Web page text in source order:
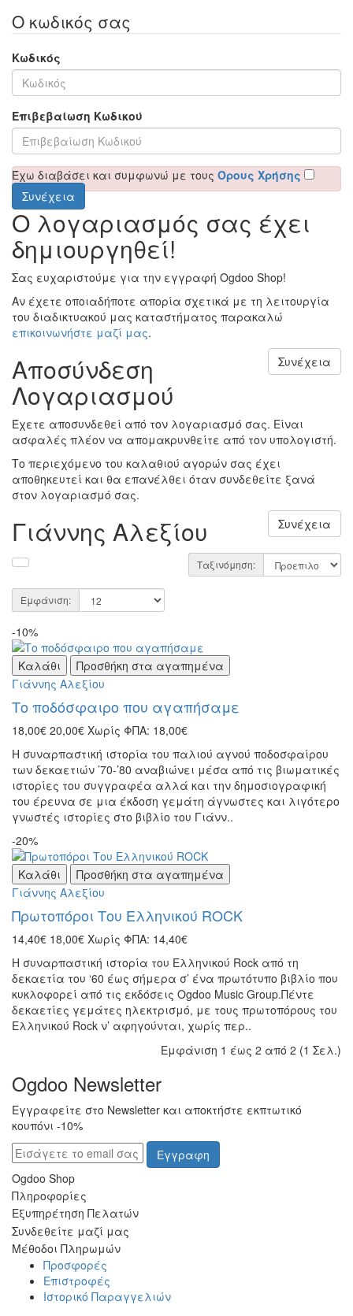
Ο κωδικός σας
Κωδικός
Επιβεβαίωση Κωδικού
Έχω διαβάσει και συμφωνώ με τους Όρους Χρήσης
Ο λογαριασμός σας έχει
δημιουργηθεί!
Σας ευχαριστούμε για την εγγραφή Ogdoo Shop!
Αν έχετε οποιαδήποτε απορία σχετικά με τη λειτουργία
του διαδικτυακού μας καταστήματος παρακαλώ
επικοινωνήστε μαζί μας.
Συνέχεια
Αποσύνδεση
Λογαριασμού
Έχετε αποσυνδεθεί από τον λογαριασμό σας. Είναι
ασφαλές πλέον να απομακρυνθείτε από τον υπολογιστή.
Το περιεχόμενο του καλαθιού αγορών σας έχει
αποθηκευτεί και θα επανέλθει όταν συνδεθείτε ξανά
στον λογαριασμό σας.
Συνέχεια
Γιάννης Αλεξίου
Ταξινόμηση:
Εμφάνιση:
-10%
Καλάθι
Προσθήκη στα αγαπημένα
Γιάννης Αλεξίου
Το ποδόσφαιρο που αγαπήσαμε
18,00€ 20,00€ Χωρίς ΦΠΑ: 18,00€
Η συναρπαστική ιστορία του παλιού αγνού ποδοσφαίρου
των δεκαετιών ’70-’80 αναβιώνει μέσα από τις βιωματικές
ιστορίες του συγγραφέα αλλά και την δημοσιογραφική
του έρευνα σε μια έκδοση γεμάτη άγνωστες και λιγότερο
γνωστές ιστορίες στο βιβλίο του Γιάνν..
-20%
Καλάθι
Προσθήκη στα αγαπημένα
Γιάννης Αλεξίου
Πρωτοπόροι Του Ελληνικού ROCK
14,40€ 18,00€ Χωρίς ΦΠΑ: 14,40€
Η συναρπαστική ιστορία του Ελληνικού Rock από τη
δεκαετία του ‘60 έως σήμερα σ’ ένα πρωτότυπο βιβλίο που
κυκλοφορεί από τις εκδόσεις Ogdoo Music Group.Πέντε
δεκαετίες γεμάτες ηλεκτρισμό, με τους πρωτοπόρους του
Ελληνικού Rock ν’ αφηγούνται, χωρίς περ..
Εμφάνιση 1 έως 2 από 2 (1 Σελ.)
Ogdoo Newsletter
Εγγραφείτε στο Newsletter και αποκτήστε εκπτωτικό
κουπόνι -10%
Εγγραφη
Ogdoo Shop
Πληροφορίες
Εξυπηρέτηση Πελατών
Συνδεθείτε μαζί μας
Μέθοδοι Πληρωμών
Προσφορές
Επιστροφές
Ιστορικό Παραγγελιών